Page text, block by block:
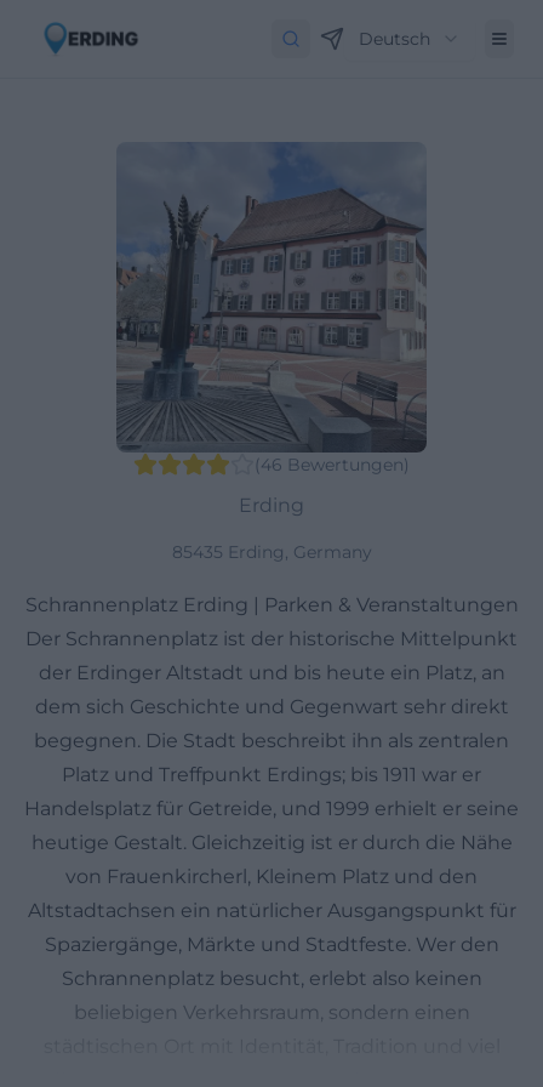
Deutsch
(46 Bewertungen)
Erding
85435 Erding, Germany
Schrannenplatz Erding | Parken & Veranstaltungen
Der Schrannenplatz ist der historische Mittelpunkt
der Erdinger Altstadt und bis heute ein Platz, an
dem sich Geschichte und Gegenwart sehr direkt
begegnen. Die Stadt beschreibt ihn als zentralen
Platz und Treffpunkt Erdings; bis 1911 war er
Handelsplatz für Getreide, und 1999 erhielt er seine
heutige Gestalt. Gleichzeitig ist er durch die Nähe
von Frauenkircherl, Kleinem Platz und den
Altstadtachsen ein natürlicher Ausgangspunkt für
Spaziergänge, Märkte und Stadtfeste. Wer den
Schrannenplatz besucht, erlebt also keinen
beliebigen Verkehrsraum, sondern einen